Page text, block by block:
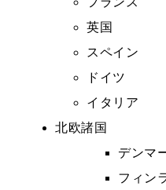
英国
スペイン
ドイツ
イタリア
北欧諸国
デンマ
フィン